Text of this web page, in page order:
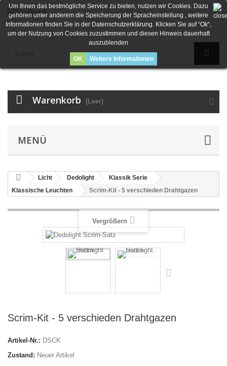
Warenkorb (Leer)
MENÜ
Um Ihnen das bestmögliche Service zu bieten, nutzen wir Cookies. Dazu
gehören unter anderem die Speicherung der Spracheinstellung , weitere
Informationen finden Sie in der Datenschutzerklärung. Klicken Sie auf “Ok“,
um der Nutzung von Cookies zuzustimmen und diesen Hinweis dauerhaft
auszublenden
OK Weitere Informationen
Licht Dedolight
Klassik Serie
Klassische Leuchten
Scrim-Kit - 5 verschieden Drahtgazen
Vergrößern
Scrim-Kit - 5 verschieden Drahtgazen
Artikel-Nr.: DSCK
Zustand: Neuer Artikel